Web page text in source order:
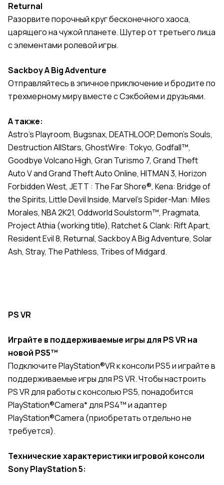
Returnal
Разорвите порочный круг бесконечного хаоса,
царящего на чужой планете. Шутер от третьего лица
с элементами ролевой игры.
Sackboy A Big Adventure
Отправляйтесь в эпичное приключение и бродите по
трехмерному миру вместе с Сэкбойем и друзьями.
Атакже:
Astro's Playroom, Bugsnax, DEATHLOOP, Demon's Souls,
Destruction AllStars, GhostWire: Tokyo, Godfall™,
Goodbye Volcano High, Gran Turismo 7, Grand Theft
Auto V and Grand Theft Auto Online, HITMAN 3, Horizon
Forbidden West, JETT : The Far Shore®, Kena: Bridge of
the Spirits, Little Devil Inside, Marvel's Spider-Man: Miles
Morales, NBA 2K21, Oddworld Soulstorm™, Pragmata,
Project Athia (working title), Ratchet & Clank: Rift Apart,
Resident Evil 8, Returnal, Sackboy A Big Adventure, Solar
Ash, Stray, The Pathless, Tribes of Midgard.
PS VR
Играйте в поддерживаемые игры для PS VR на
новой PS5™
Подключите PlayStation®VR к консоли PS5 и играйте в
поддерживаемые игры для PS VR. Чтобы настроить
PS VR для работы с консолью PS5, понадобится
PlayStation®Camera* для PS4™ и адаптер
PlayStation®Camera (приобретать отдельно не
требуется).
Технические характеристики игровой консоли
Sony PlayStation 5: